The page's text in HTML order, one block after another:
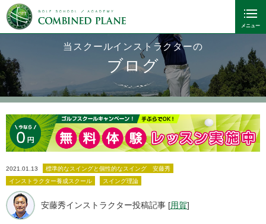
当スクールインストラクターの
ブログ
2021.01.13
標準的なスイングと個性的なスイング 安藤秀
インストラクター養成スクール
スイング理論
安藤秀インストラクター投稿記事 [用賀]